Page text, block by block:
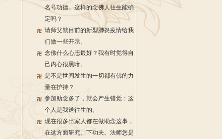
名号功德。这样的念佛人往生能确
定吗？
请师父就目前的新型肺炎疫情给我
们做一些开示。
念佛什么心态最好？我有时觉得自
己内心很黑暗。
是不是世间发生的一切都有佛的力
量在护持？
参加助念多了，就会产生错觉：这
个人是我送往生的。
现在很多出家人都在做助念这事，
在这方面研究、下功夫。法师您是